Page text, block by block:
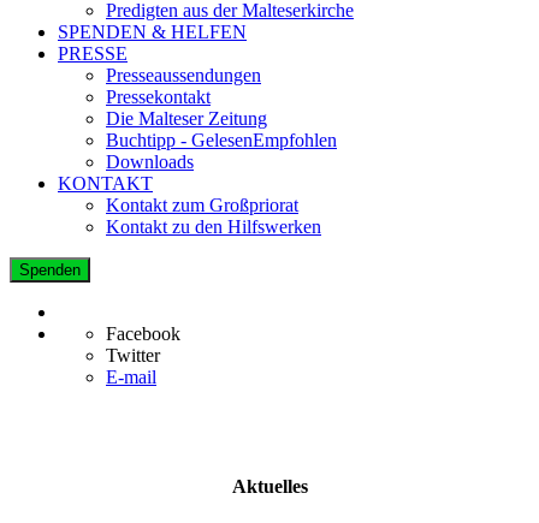
Predigten aus der Malteserkirche
SPENDEN & HELFEN
PRESSE
Presseaussendungen
Pressekontakt
Die Malteser Zeitung
Buchtipp - GelesenEmpfohlen
Downloads
KONTAKT
Kontakt zum Großpriorat
Kontakt zu den Hilfswerken
Spenden
Facebook
Twitter
E-mail
Aktuelles